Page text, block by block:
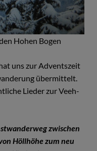
Hohen Bogen
uns zur Adventszeit
übermittelt.
Lieder zur Veeh-
zwischen
Höllhöhe zum neu